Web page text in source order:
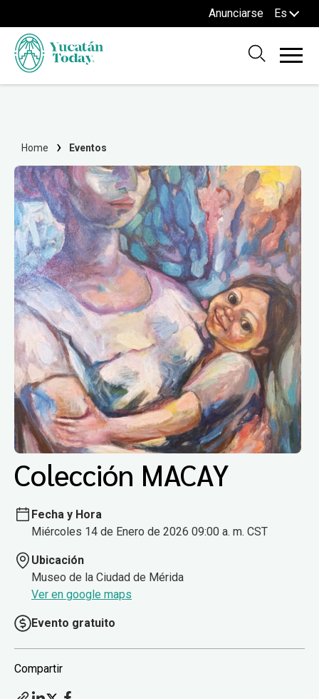
Anunciarse Es
Home Eventos
Colección MACAY
Fecha y Hora
Miércoles 14 de Enero de 2026 09:00 a. m. CST
Ubicación
Museo de la Ciudad de Mérida
Ver en google maps
Evento gratuito
Compartir